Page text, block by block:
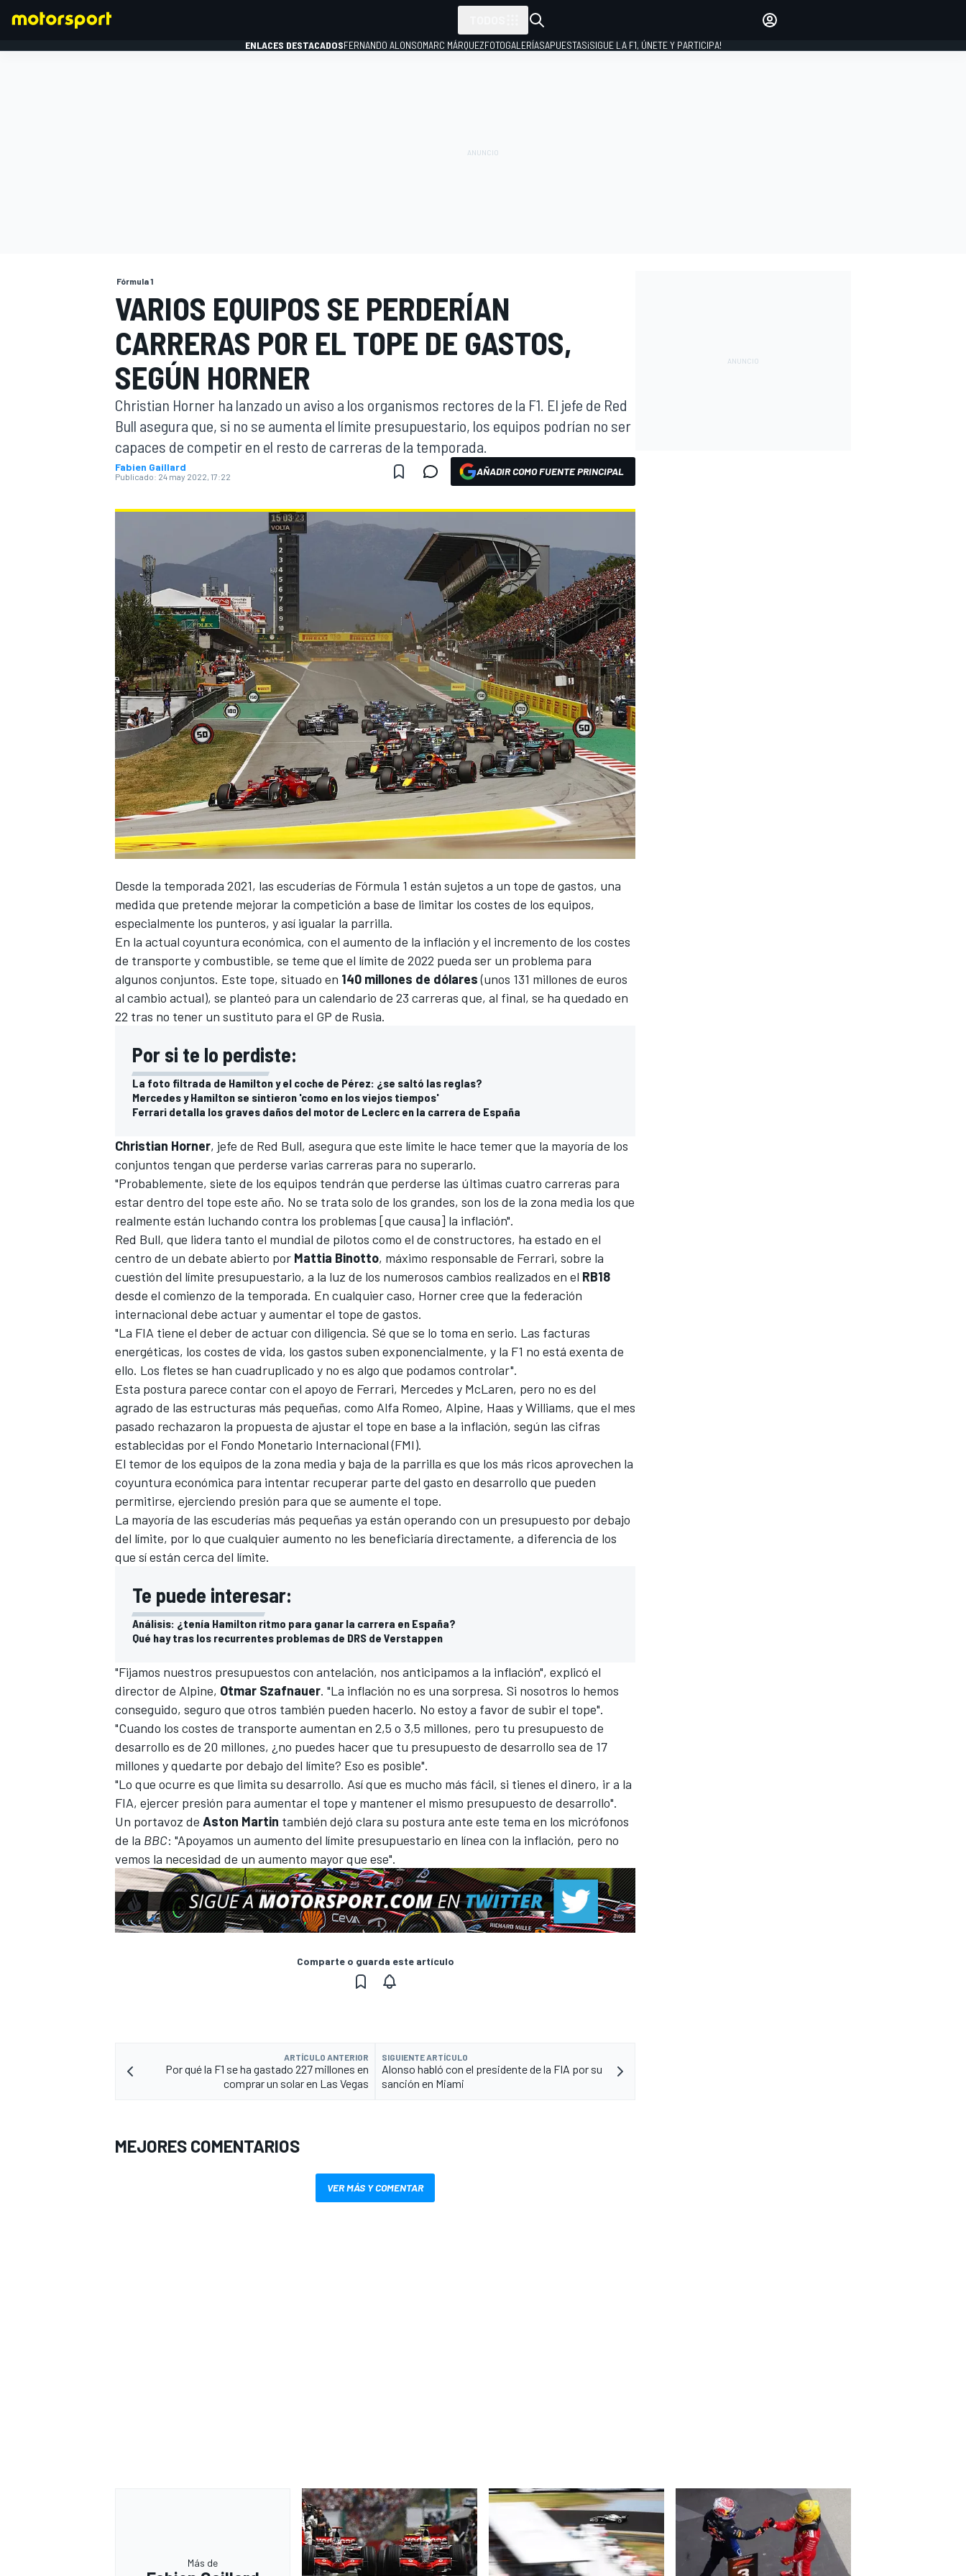
FÓRMULA E
MÁS CATEGORÍAS
ENLACES DESTACADOSFERNANDO ALONSOMARC MÁRQUEZFOTOGALERÍASAPUESTAS¡SIGUE LA F1, ÚNETE Y PARTICIPA!
Fórmula 1
VARIOS EQUIPOS SE PERDERÍAN
CARRERAS POR EL TOPE DE GASTOS,
SEGÚN HORNER
Christian Horner ha lanzado un aviso a los organismos rectores de la F1. El jefe de Red
Bull asegura que, si no se aumenta el límite presupuestario, los equipos podrían no ser
capaces de competir en el resto de carreras de la temporada.
Fabien Gaillard
Publicado: 24 may 2022, 17:22 AÑADIR COMO FUENTE PRINCIPAL
Desde la temporada 2021, las escuderías de Fórmula 1 están sujetos a un tope de gastos, una
medida que pretende mejorar la competición a base de limitar los costes de los equipos,
especialmente los punteros, y así igualar la parrilla.
En la actual coyuntura económica, con el aumento de la inflación y el incremento de los costes
de transporte y combustible, se teme que el límite de 2022 pueda ser un problema para
algunos conjuntos. Este tope, situado en 140 millones de dólares(unos 131 millones de euros
al cambio actual), se planteó para un calendario de 23 carreras que, al final, se ha quedado en
22 tras no tener un sustituto para el GP de Rusia.
Por si te lo perdiste:
La foto filtrada de Hamilton y el coche de Pérez: ¿se saltó las reglas?
Mercedes y Hamilton se sintieron 'como en los viejos tiempos'
Ferrari detalla los graves daños del motor de Leclerc en la carrera de España
Christian Horner, jefe de Red Bull, asegura que este límite le hace temer que la mayoría de los
conjuntos tengan que perderse varias carreras para no superarlo.
"Probablemente, siete de los equipos tendrán que perderse las últimas cuatro carreras para
estar dentro del tope este año. No se trata solo de los grandes, son los de la zona media los que
realmente están luchando contra los problemas [que causa] la inflación".
Red Bull, que lidera tanto el mundial de pilotos como el de constructores, ha estado en el
centro de un debate abierto por Mattia Binotto, máximo responsable de Ferrari, sobre la
cuestión del límite presupuestario, a la luz de los numerosos cambios realizados en el RB18
desde el comienzo de la temporada. En cualquier caso, Horner cree que la federación
internacional debe actuar y aumentar el tope de gastos.
"La FIA tiene el deber de actuar con diligencia. Sé que se lo toma en serio. Las facturas
energéticas, los costes de vida, los gastos suben exponencialmente, y la F1 no está exenta de
ello. Los fletes se han cuadruplicado y no es algo que podamos controlar".
Esta postura parece contar con el apoyo de Ferrari, Mercedes y McLaren, pero no es del
agrado de las estructuras más pequeñas, como Alfa Romeo, Alpine, Haas yWilliams, que el mes
pasado rechazaron la propuesta de ajustar el tope en base a la inflación, según las cifras
establecidas por el Fondo Monetario Internacional (FMI).
El temor de los equipos de la zona media y baja de la parrilla es que los más ricos aprovechen la
coyuntura económica para intentar recuperar parte del gasto en desarrollo que pueden
permitirse, ejerciendo presión para que se aumente el tope.
La mayoría de las escuderías más pequeñas ya están operando con un presupuesto por debajo
del límite, por lo que cualquier aumento no les beneficiaría directamente, a diferencia de los
que sí están cerca del límite.
Te puede interesar:
Análisis: ¿tenía Hamilton ritmo para ganar la carrera en España?
Qué hay tras los recurrentes problemas de DRS de Verstappen
"Fijamos nuestros presupuestos con antelación, nos anticipamos a la inflación", explicó el
director de Alpine, Otmar Szafnauer. "La inflación no es una sorpresa. Si nosotros lo hemos
conseguido, seguro que otros también pueden hacerlo. No estoy a favor de subir el tope".
"Cuando los costes de transporte aumentan en 2,5 o 3,5 millones, pero tu presupuesto de
desarrollo es de 20 millones, ¿no puedes hacer que tu presupuesto de desarrollo sea de 17
millones y quedarte por debajo del límite? Eso es posible".
"Lo que ocurre es que limita su desarrollo. Así que es mucho más fácil, si tienes el dinero, ir a la
FIA, ejercer presión para aumentar el tope y mantener el mismo presupuesto de desarrollo".
Un portavoz de Aston Martin también dejó clara su postura ante este tema en los micrófonos
de la BBC: "Apoyamos un aumento del límite presupuestario en línea con la inflación, pero no
vemos la necesidad de un aumento mayor que ese".
Comparte o guarda este artículo
ARTÍCULO ANTERIOR
Por qué la F1 se ha gastado 227 millones en
comprar un solar en Las Vegas
SIGUIENTE ARTÍCULO
Alonso habló con el presidente de la FIA por su
sanción en Miami
MEJORES COMENTARIOS
VER MÁS Y COMENTAR
Más de